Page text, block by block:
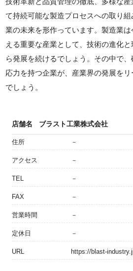
て持続可能な製造プロセスへの取り
業の未来を形作っています。製造業
える重要な産業として、技術の進化
ら発展を続けるでしょう。その中で
応力を持つ企業が、産業界の発展を
でしょう。
店舗名 ブラスト工業株式会社
住所 －
アクセス －
TEL －
FAX －
営業時間 －
定休日 －
URL https://blast-